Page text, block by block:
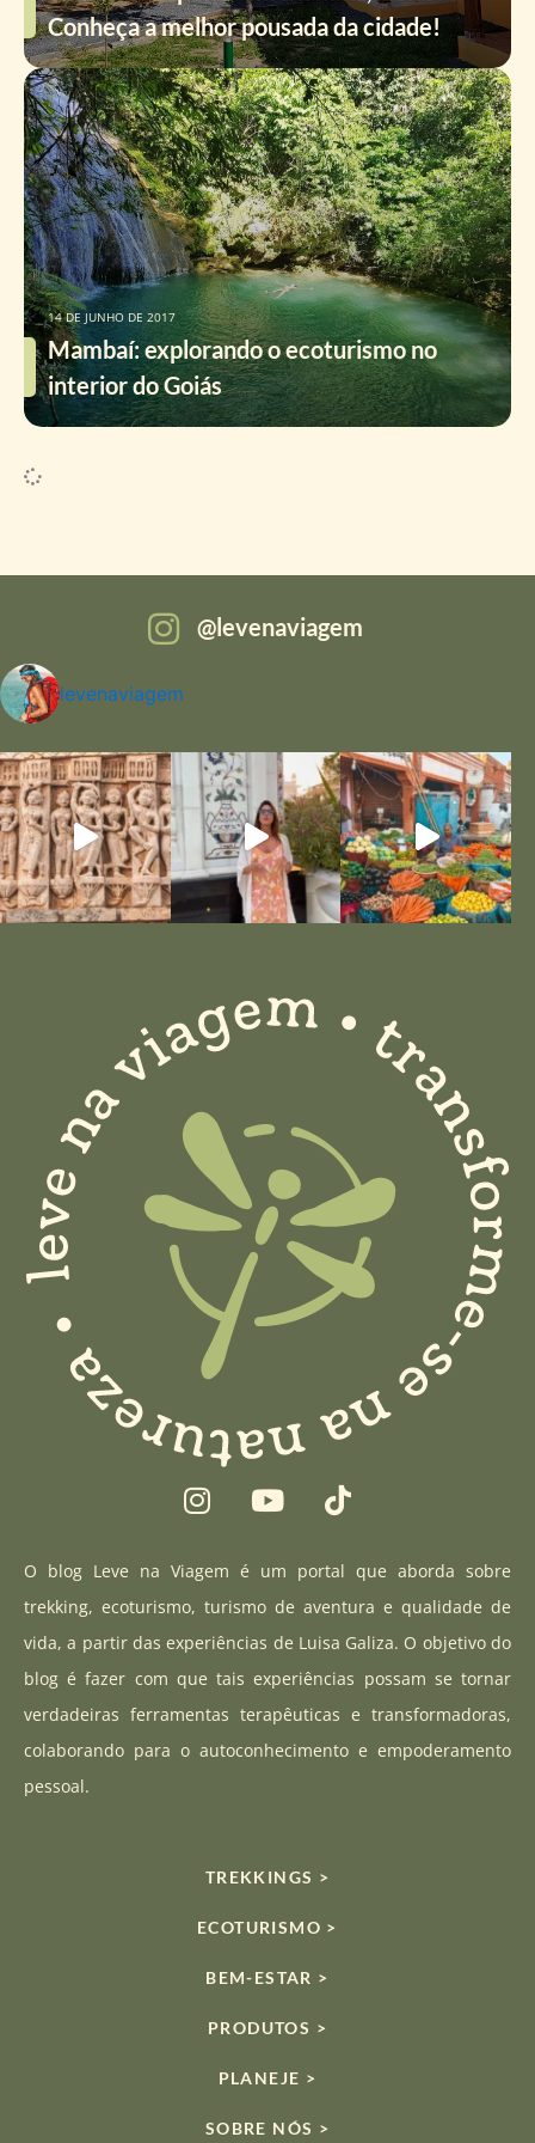
Conheça a melhor pousada da cidade!
Mambaí: explorando o ecoturismo no
interior do Goiás
14 DE JUNHO DE 2017
levenaviagem
levenaviagem
I
n
t
a
g
a
m
Y
o
t
u
b
T
i
t
o
k
O blog Leve na Viagem é um portal que aborda sobre
trekking, ecoturismo, turismo de aventura e qualidade de
vida, a partir das experiências de Luisa Galiza. O objetivo do
blog é fazer com que tais experiências possam se tornar
verdadeiras ferramentas terapêuticas e transformadoras,
colaborando para o autoconhecimento e empoderamento
pessoal.
TREKKINGS >
ECOTURISMO >
BEM-ESTAR >
PRODUTOS >
PLANEJE >
SOBRE NÓS >